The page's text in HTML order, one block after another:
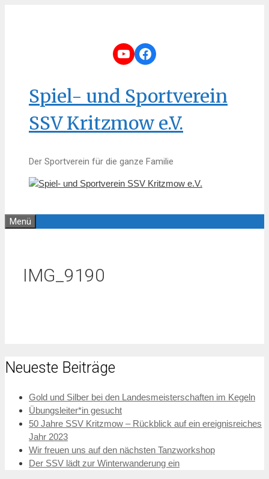
YouTube
Facebook
Spiel- und Sportverein
SSV Kritzmow e.V.
Der Sportverein für die ganze Familie
Menü
IMG_9190
Neueste Beiträge
Gold und Silber bei den Landesmeisterschaften im Kegeln
Übungsleiter*in gesucht
50 Jahre SSV Kritzmow – Rückblick auf ein ereignisreiches
Jahr 2023
Wir freuen uns auf den nächsten Tanzworkshop
Der SSV lädt zur Winterwanderung ein